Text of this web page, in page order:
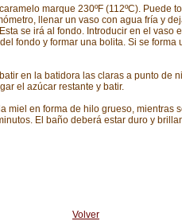
marque 230ºF (112ºC). Puede
llenar un vaso con agua fría y
se irá al fondo. Introducir en el vaso
fondo y formar una bolita. Si se forma
en la batidora las claras a punto de
el azúcar restante y batir.
miel en forma de hilo grueso, mientras
El baño deberá estar duro y
Volver